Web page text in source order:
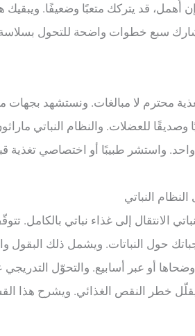
أُهمل، قد يتركك متعبًا وضعيفًا.
سبع خطوات واضحة للتحول
وصديقًا للعضلات. والنظام النباتي
واستشر طبيبًا أو اختصاصي تغذية
الانتقال إلى غذاء نباتي بالكامل.
حول النباتات. ويشمل ذلك
وضحاها أو عبر أسابيع. والتحوّل
خطر النقص الغذائي. ويشرح هذا